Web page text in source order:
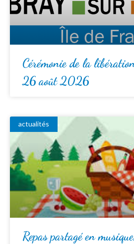
Cérémonie de la
26 août 2026
actualités
Repas partagé en